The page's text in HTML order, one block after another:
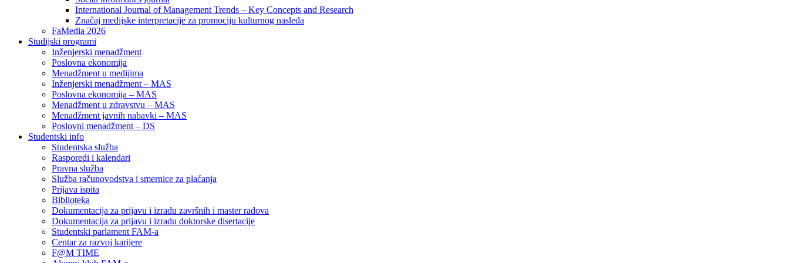
International Journal of Management Trends – Key Concepts and Research
Značaj medijske interpretacije za promociju kulturnog nasleđa
FaMedia 2026
Studijski programi
Inženjerski menadžment
Poslovna ekonomija
Menadžment u medijima
Inženjerski menadžment – MAS
Poslovna ekonomija – MAS
Menadžment u zdravstvu – MAS
Menadžment javnih nabavki – MAS
Poslovni menadžment – DS
Studentski info
Studentska služba
Rasporedi i kalendari
Pravna služba
Služba računovodstva i smernice za plaćanja
Prijava ispita
Biblioteka
Dokumentacija za prijavu i izradu završnih i master radova
Dokumentacija za prijavu i izradu doktorske disertacije
Studentski parlament FAM-a
Centar za razvoj karijere
F@M TIME